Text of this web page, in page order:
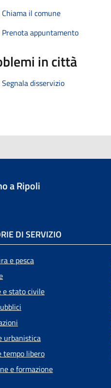
Chiama il comune
Prenota appuntamento
in città
Segnala disservizio
a Ripoli
DI SERVIZIO
e pesca
e stato civile
urbanistica
tempo libero
e formazione